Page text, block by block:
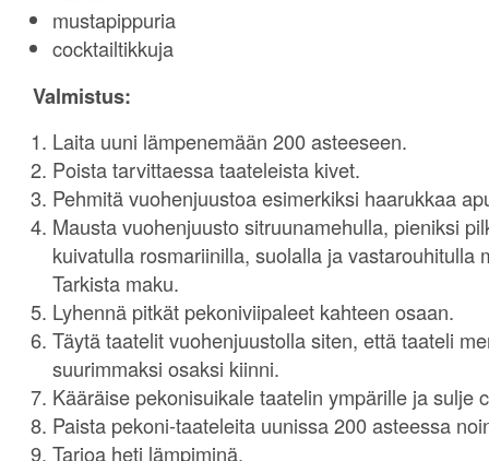
mustapippuria
cocktailtikkuja
Valmistus:
Laita uuni lämpenemään 200 asteeseen.
Poista tarvittaessa taateleista kivet.
Pehmitä vuohenjuustoa esimerkiksi haarukkaa
Mausta vuohenjuusto sitruunamehulla, pieniksi
kuivatulla rosmariinilla, suolalla ja vastarouhitulla
Tarkista maku.
Lyhennä pitkät pekoniviipaleet kahteen osaan.
Täytä taatelit vuohenjuustolla siten, että taateli
suurimmaksi osaksi kiinni.
Kääräise pekonisuikale taatelin ympärille ja sulje
Paista pekoni-taateleita uunissa 200 asteessa
Tarjoa heti lämpiminä.